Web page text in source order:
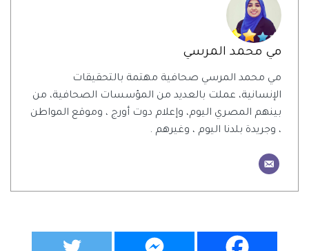
مي محمد المرسي
مي محمد المرسي صحافية مهتمة بالتحقيقات
الإنسانية، عملت بالعديد من المؤسسات الصحافية، من
بينهم المصري اليوم، وإعلام دوت أورج ، وموقع المواطن
، وجريدة بلدنا اليوم ، وغيرهم .